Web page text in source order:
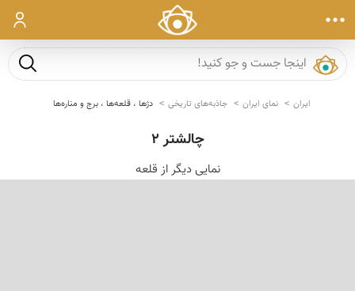
ورود
جست و
ایران نمای ایران جاذبه‌های تاریخی دژها ، قلعه‌ها ، برج و مناره‌ها
چالشتر 2
نمایی دیگر از قلعه